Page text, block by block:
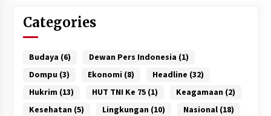
Categories
Budaya (6) Dewan Pers Indonesia (1)
Dompu (3) Ekonomi (8) Headline (32)
Hukrim (13) HUT TNI Ke 75(1) Keagamaan (2)
Kesehatan (5) Lingkungan (10) Nasional(18)